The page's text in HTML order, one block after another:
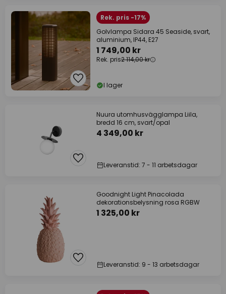
Rek. pris -17%
Golvlampa Sidara 45 Seaside, svart,
aluminium, IP44, E27
1 749,00 kr
Rek. pris2 114,00 kr
I lager
Nuura utomhusvägglampa Liila,
bredd 16 cm, svart/opal
4 349,00 kr
Leveranstid: 7 - 11 arbetsdagar
Goodnight Light Pinacolada
dekorationsbelysning rosa RGBW
1 325,00 kr
Leveranstid: 9 - 13 arbetsdagar